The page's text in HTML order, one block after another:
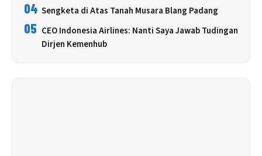
04 Sengketa di Atas Tanah Musara Blang Padang
05 CEO Indonesia Airlines: Nanti Saya Jawab Tudingan
Dirjen Kemenhub